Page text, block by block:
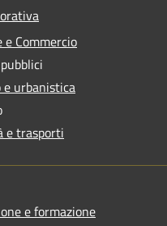
e Commercio
e urbanistica
e trasporti
e formazione